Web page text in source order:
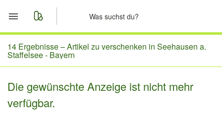
Start
Merkliste
Nachrichten
14 Ergebnisse –Artikel zu verschenken in Seehausen a.
Staffelsee - Bayern
Die gewünschte Anzeige ist nicht mehr
verfügbar.